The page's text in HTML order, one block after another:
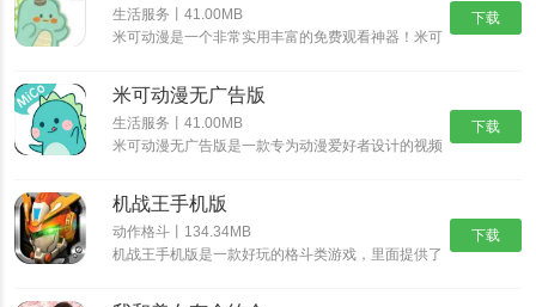
在线追漫观看......
下载
生活服务丨41.00MB
米可动漫是一个非常实用丰富的免费观看神器！米可
新，用户可以根据自己喜欢的漫画主题做出合理的选
择，并将其添......
下载
米可动漫无广告版
生活服务丨41.00MB
米可动漫无广告版是一款专为动漫爱好者设计的视频
到并观看最新、最受欢迎的动漫作品，享受高清流畅
的观看体验；......
下载
机战王手机版
动作格斗丨134.34MB
机战王手机版是一款好玩的格斗类游戏，里面提供了